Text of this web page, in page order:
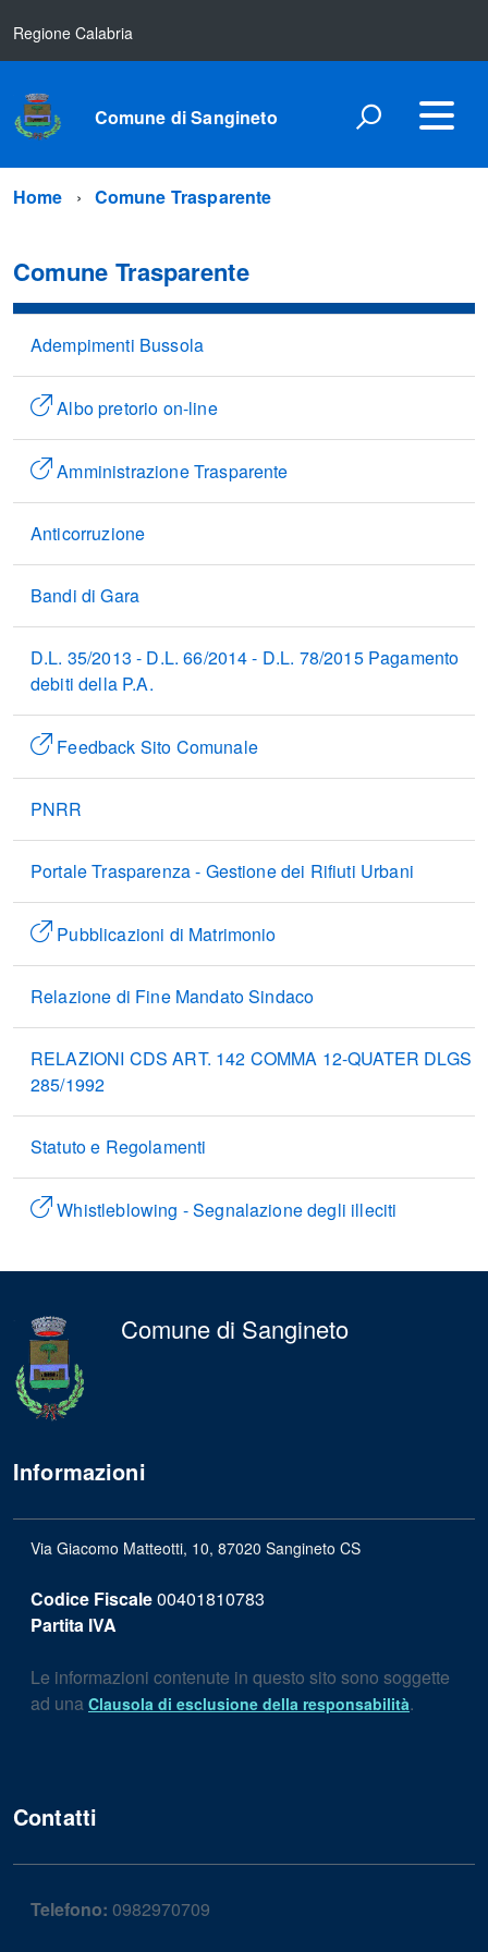
Regione Calabria
Comune di Sangineto
Home Comune Trasparente
Comune Trasparente
Adempimenti Bussola
Albo pretorio on-line
Amministrazione Trasparente
Anticorruzione
Bandi di Gara
D.L. 35/2013 - D.L. 66/2014 - D.L. 78/2015 Pagamento
debiti della P.A.
Feedback Sito Comunale
PNRR
Portale Trasparenza - Gestione dei Rifiuti Urbani
Pubblicazioni di Matrimonio
Relazione di Fine Mandato Sindaco
RELAZIONI CDS ART. 142 COMMA 12-QUATER DLGS
285/1992
Statuto e Regolamenti
Whistleblowing - Segnalazione degli illeciti
Comune di Sangineto
Informazioni
Via Giacomo Matteotti, 10, 87020 Sangineto CS
Codice Fiscale00401810783
Partita IVA
Le informazioni contenute in questo sito sono soggette
ad una Clausola di esclusione della responsabilità.
Contatti
Telefono: 0982970709